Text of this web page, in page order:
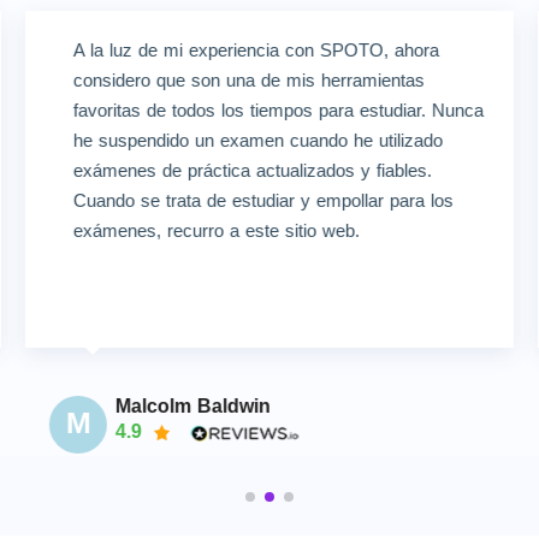
A la luz de mi experiencia con SPOTO, ahora
considero que son una de mis herramientas
favoritas de todos los tiempos para estudiar. Nunca
he suspendido un examen cuando he utilizado
exámenes de práctica actualizados y fiables.
Cuando se trata de estudiar y empollar para los
exámenes, recurro a este sitio web.
M
Malcolm Baldwin
4.9